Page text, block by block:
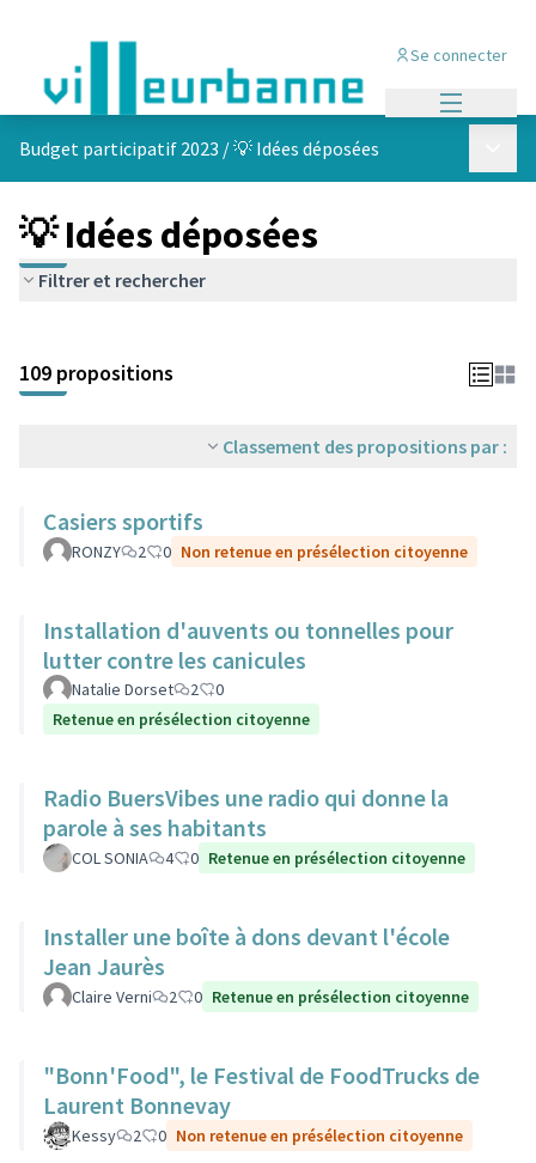
Se connecter
Budget participatif 2023 /💡 Idées déposées
💡 Idées déposées
Filtrer et rechercher
+
−
109 propositions
Classement des propositions par :
Casiers sportifs
RONZY 2 0 Non retenue en présélection citoyenne
Installation d'auvents ou tonnelles pour
lutter contre les canicules
Natalie Dorset 2
0
Retenue en présélection citoyenne
Radio BuersVibes une radio qui donne la
parole à ses habitants
COL SONIA 4 0 Retenue en présélection citoyenne
Installer une boîte à dons devant l'école
Jean Jaurès
Claire Verni 2 0 Retenue en présélection citoyenne
"Bonn'Food", le Festival de FoodTrucks de
Laurent Bonnevay
Kessy 2 0 Non retenue en présélection citoyenne